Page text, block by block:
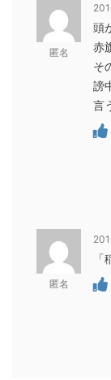
匿名
頭
赤
そ
謗
言
匿名